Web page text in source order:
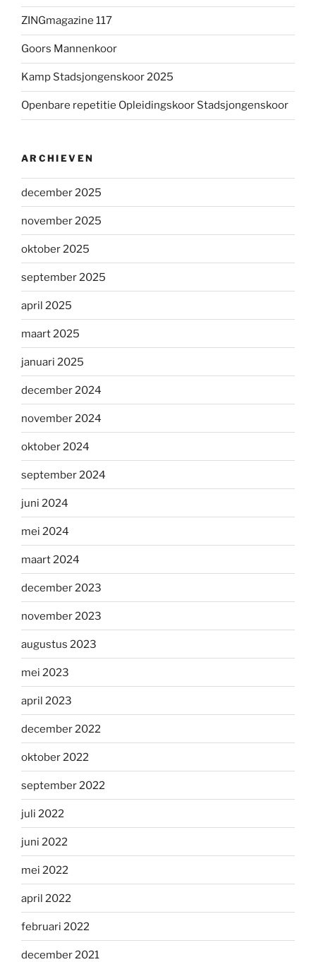
ZINGmagazine 117
Goors Mannenkoor
Kamp Stadsjongenskoor 2025
Openbare repetitie Opleidingskoor Stadsjongenskoor
ARCHIEVEN
december 2025
november 2025
oktober 2025
september 2025
april 2025
maart 2025
januari 2025
december 2024
november 2024
oktober 2024
september 2024
juni 2024
mei 2024
maart 2024
december 2023
november 2023
augustus 2023
mei 2023
april 2023
december 2022
oktober 2022
september 2022
juli 2022
juni 2022
mei 2022
april 2022
februari 2022
december 2021